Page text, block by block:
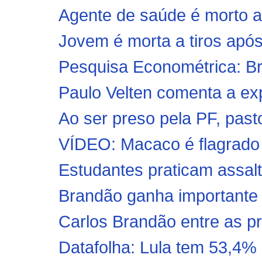
Agente de saúde é morto
Jovem é morta a tiros
Pesquisa Econométrica:
Paulo Velten comenta a
Ao ser preso pela PF,
VÍDEO: Macaco é
Estudantes praticam
Brandão ganha
Carlos Brandão entre as
Datafolha: Lula tem